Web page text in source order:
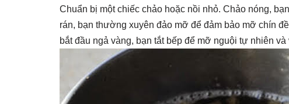
Chuẩn bị một chiếc chảo hoặc nồi nhỏ. Chảo nóng,
rán, bạn thường xuyên đảo mỡ để đảm bảo mỡ chín
bắt đầu ngả vàng, bạn tắt bếp để mỡ nguội tự nhiên